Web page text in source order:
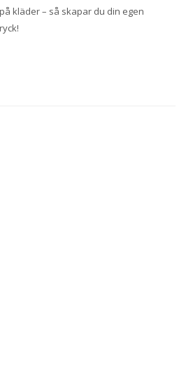
kläder – så skapar du din egen